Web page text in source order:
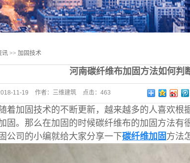
讯 >> 加固技术
河南碳纤维布加固方法如何判
11-19 作者： 三维建筑 点击： 463
加固技术的不断更新，越来越多的人喜欢根
固。那么在加固的时候碳纤维布的加固方法
公司的小编就给大家分享一下碳纤维加固 方法